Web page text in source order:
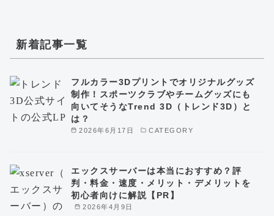
新着記事一覧
2026年6月17日 CATEGORY
フルカラー3Dプリントでオリジナルグッズ
制作！スポーツクラブやチームグッズにも
向いてそうなTrend 3D（トレンド3D）と
は？
2026年4月9日
エックスサーバーは本当におすすめ？評
判・料金・速度・メリット・デメリットを
初心者向けに解説【PR】